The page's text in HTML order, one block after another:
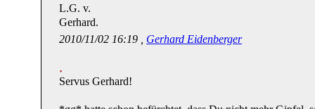
L.G. v.
Gerhard.
2010/11/02 16:19 , Gerhard Eidenberger
Servus Gerhard!